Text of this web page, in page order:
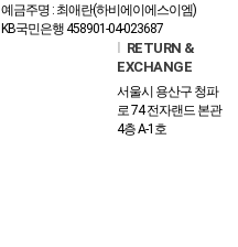
예금주명 : 최애란(하비에이에스이엠)
KB국민은행 458901-04-023687
l RETURN &
EXCHANGE
서울시 용산구 청파
로 74 전자랜드 본관
4층 A-1호